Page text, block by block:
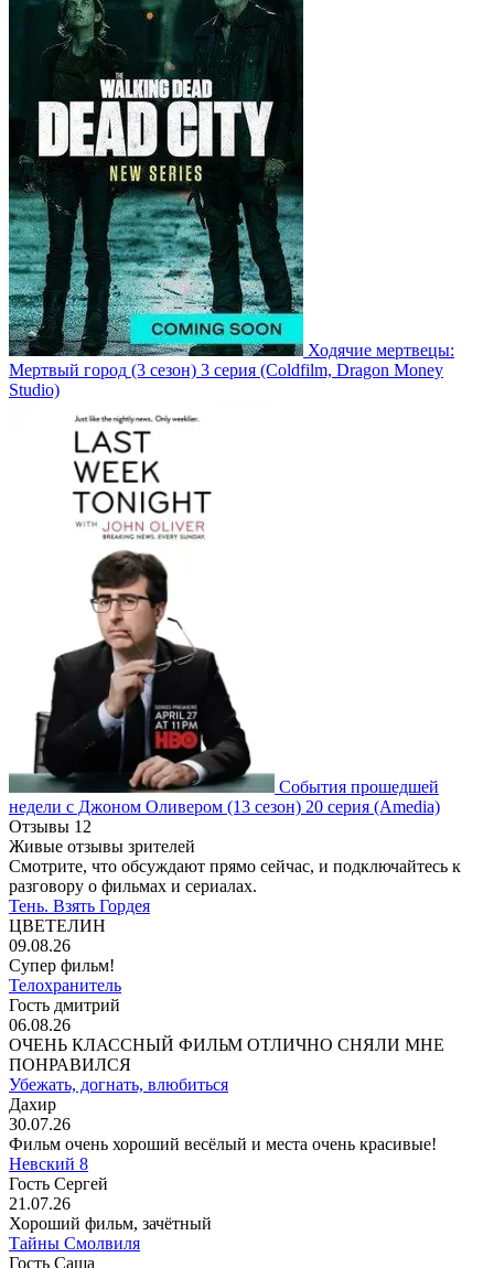
Ходячие мертвецы:
Мертвый город (3 сезон) 3 серия (Coldfilm, Dragon Money
Studio)
События прошедшей
недели с Джоном Оливером (13 сезон) 20 серия (Amedia)
Отзывы 12
Живые отзывы зрителей
Смотрите, что обсуждают прямо сейчас, и подключайтесь к
разговору о фильмах и сериалах.
Тень. Взять Гордея
ЦВЕТЕЛИН
09.08.26
Супер фильм!
Телохранитель
Гость дмитрий
06.08.26
ОЧЕНЬ КЛАССНЫЙ ФИЛЬМ ОТЛИЧНО СНЯЛИ МНЕ
ПОНРАВИЛСЯ
Убежать, догнать, влюбиться
Дахир
30.07.26
Фильм очень хороший весёлый и места очень красивые!
Невский 8
Гость Сергей
21.07.26
Хороший фильм, зачётный
Тайны Смолвиля
Гость Саша